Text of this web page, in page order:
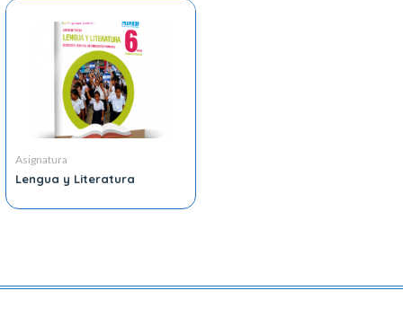
Asignatura
Lengua y Literatura